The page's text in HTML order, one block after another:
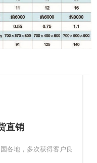
直销
各地，多次获得客户良